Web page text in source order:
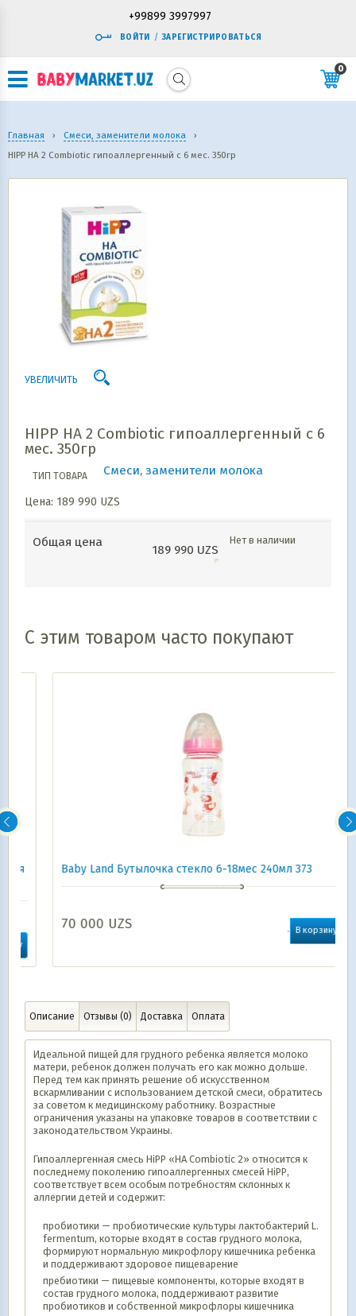
+99899 3997997
ВОЙТИ / ЗАРЕГИСТРИРОВАТЬСЯ
0
Главная › Смеси, заменители молока
›
HIPP HA 2 Combiotic гипоаллергенный c 6 мес. 350гр
УВЕЛИЧИТЬ
HIPP HA 2 Combiotic гипоаллергенный c 6
мес. 350гр
ТИП ТОВАРА Смеси, заменители молока
Цена: 189 990 UZS
Общая цена
189 990 UZS
Нет в наличии
С этим товаром часто покупают
Baby Land Бутылочка стекло 6-18мес 240мл 373
70 000UZS В корзину
Описание Отзывы (0) Доставка Оплата
Идеальной пищей для грудного ребенка является молоко
матери, ребенок должен получать его как можно дольше.
Перед тем как принять решение об искусственном
вскармливании с использованием детской смеси, обратитесь
за советом к медицинскому работнику. Возрастные
ограничения указаны на упаковке товаров в соответствии с
законодательством Украины.
Гипоаллергенная смесь HiPP «HA Combiotic 2» относится к
последнему поколению гипоаллергенных смесей НіРР,
соответствует всем особым потребностям склонных к
аллергии детей и содержит:
пробиотики — пробиотические культуры лактобактерий L.
fermentum, которые входят в состав грудного молока,
формируют нормальную микрофлору кишечника ребенка
и поддерживают здоровое пищеварение
пребиотики — пищевые компоненты, которые входят в
состав грудного молока, поддерживают развитие
пробиотиков и собственной микрофлоры кишечника